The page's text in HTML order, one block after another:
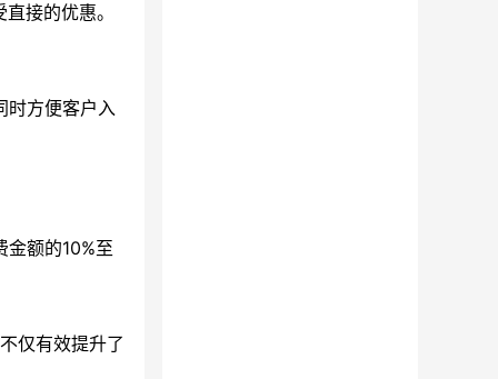
接的优惠。
时方便客户入
额的10%至
仅有效提升了